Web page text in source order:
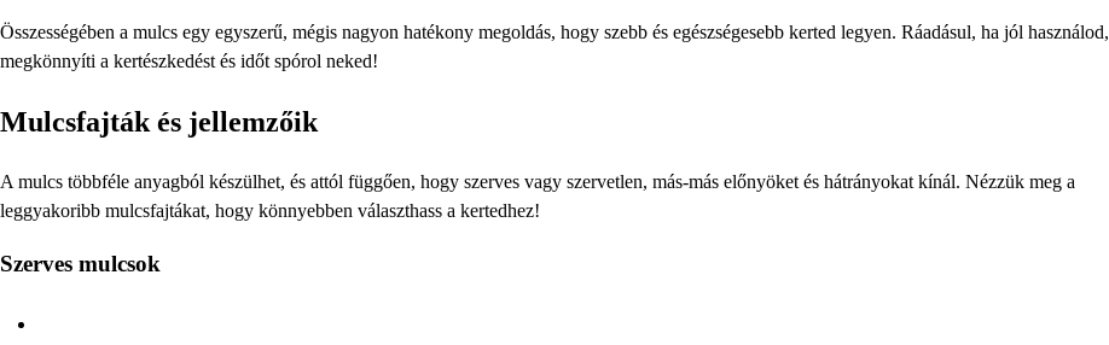
Összességében a mulcs egy egyszerű, mégis nagyon hatékony megoldás, hogy szebb és egészségesebb kerted legyen. Ráadásul, ha jól használod,
megkönnyíti a kertészkedést és időt spórol neked!
Mulcsfajták és jellemzőik
A mulcs többféle anyagból készülhet, és attól függően, hogy szerves vagy szervetlen, más-más előnyöket és hátrányokat kínál. Nézzük meg a
leggyakoribb mulcsfajtákat, hogy könnyebben választhass a kertedhez!
Szerves mulcsok